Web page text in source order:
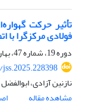
تأثیر حرکت
فولادی مرکزگرا
دوره 19، شماره 47، بهار 1404، صفحه
نازنین آزادی،
مشاهده مقاله